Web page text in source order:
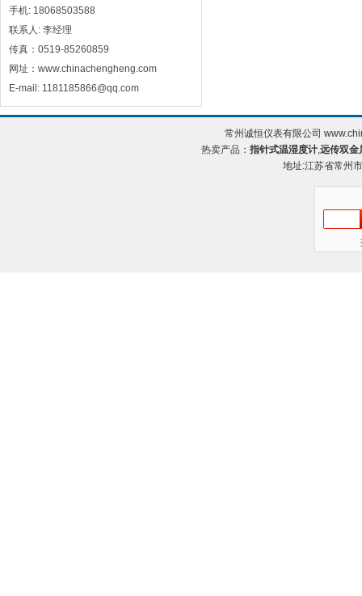
手机: 18068503588
联系人: 李经理
传真：0519-85260859
网址：www.chinachengheng.com
E-mail: 1181185866@qq.com
常州诚恒仪表有限公司
热卖产品：指针式温湿度计,远传双金
地址:江苏省常州